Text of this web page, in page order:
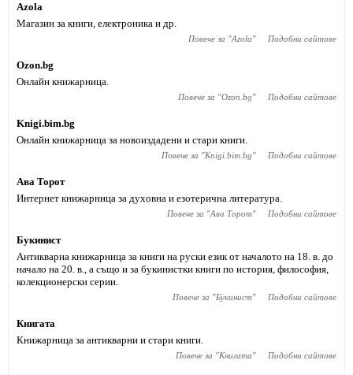
Azola
Магазин за книги, електроника и др.
Повече за "Azola" Подобни сайтове
Ozon.bg
Онлайн книжарница.
Повече за "Ozon.bg" Подобни сайтове
Knigi.bim.bg
Онлайн книжарница за новоиздадени и стари книги.
Повече за "Knigi.bim.bg" Подобни сайтове
Ава Торот
Интернет книжарница за духовна и езотерична литература.
Повече за "Ава Торот" Подобни сайтове
Букинист
Антикварна книжарница за книги на руски език от началото на 18. в. до
начало на 20. в., а също и за букинистки книги по история, философия,
колекционерски серии.
Повече за "Букинист" Подобни сайтове
Книгата
Книжарница за антикварни и стари книги.
Повече за "Книгата" Подобни сайтове